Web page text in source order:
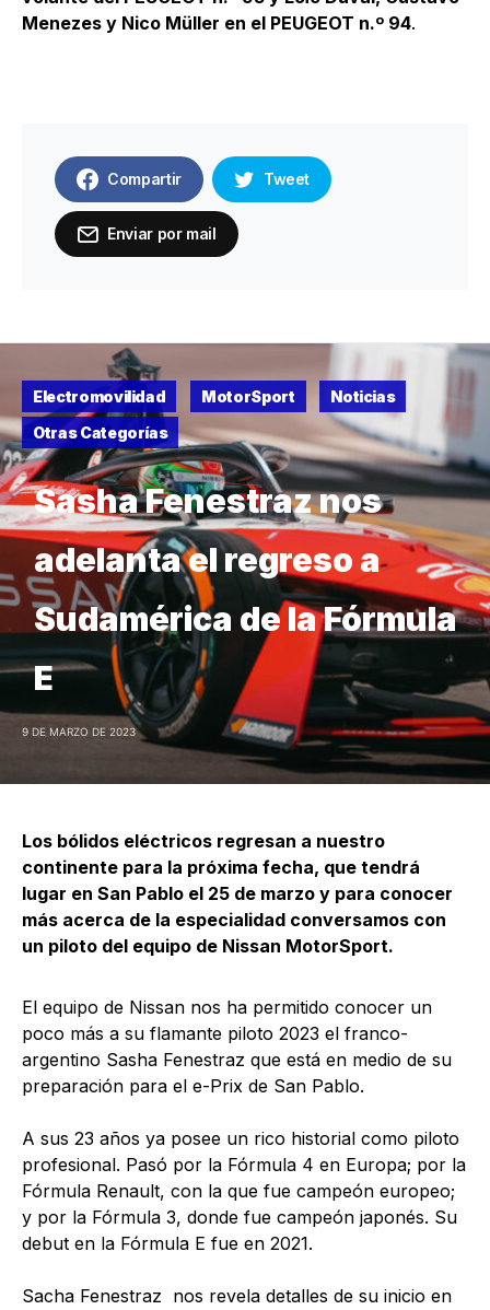
Menezes y Nico Müller en el PEUGEOT n.º 94.
Compartir Tweet
Enviar por mail
Electromovilidad MotorSport
Noticias
Otras Categorías
Sasha Fenestraz nos
adelanta el regreso a
Sudamérica de la Fórmula
E
9 DE MARZO DE 2023
Los bólidos eléctricos regresan a nuestro
continente para la próxima fecha, que tendrá
lugar en San Pablo el 25 de marzo y para conocer
más acerca de la especialidad conversamos con
un piloto del equipo de Nissan MotorSport.
El equipo de Nissan nos ha permitido conocer un
poco más a su flamante piloto 2023 el franco-
argentino Sasha Fenestraz que está en medio de su
preparación para el e-Prix de San Pablo.
A sus 23 años ya posee un rico historial como piloto
profesional. Pasó por la Fórmula 4 en Europa; por la
Fórmula Renault, con la que fue campeón europeo;
y por la Fórmula 3, donde fue campeón japonés. Su
debut en la Fórmula E fue en 2021.
Sacha Fenestraz nos revela detalles de su inicio en